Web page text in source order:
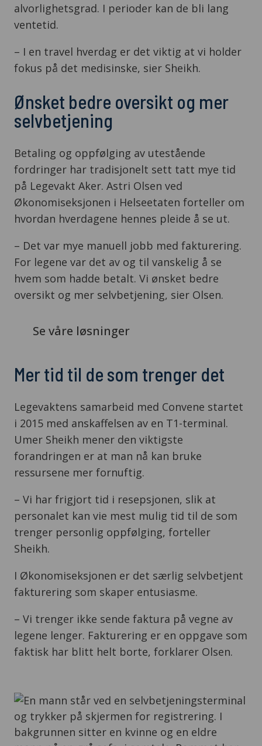
alvorlighetsgrad. I perioder kan de bli lang
ventetid.
– I en travel hverdag er det viktig at vi holder
fokus på det medisinske, sier Sheikh.
Ønsket bedre oversikt og mer
selvbetjening
Betaling og oppfølging av utestående
fordringer har tradisjonelt sett tatt mye tid
på Legevakt Aker. Astri Olsen ved
Økonomiseksjonen i Helseetaten forteller om
hvordan hverdagene hennes pleide å se ut.
– Det var mye manuell jobb med fakturering.
For legene var det av og til vanskelig å se
hvem som hadde betalt. Vi ønsket bedre
oversikt og mer selvbetjening, sier Olsen.
Se våre løsninger
Mer tid til de som trenger det
Legevaktens samarbeid med Convene startet
i 2015 med anskaffelsen av en T1-terminal.
Umer Sheikh mener den viktigste
forandringen er at man nå kan bruke
ressursene mer fornuftig.
– Vi har frigjort tid i resepsjonen, slik at
personalet kan vie mest mulig tid til de som
trenger personlig oppfølging, forteller
Sheikh.
I Økonomiseksjonen er det særlig selvbetjent
fakturering som skaper entusiasme.
– Vi trenger ikke sende faktura på vegne av
legene lenger. Fakturering er en oppgave som
faktisk har blitt helt borte, forklarer Olsen.